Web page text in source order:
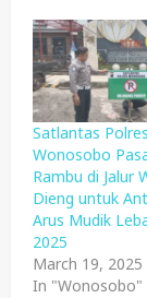
Satlantas Polres
Wonosobo
Rambu di Jalur
Dieng untuk
Arus Mudik
2025
March 19, 2025
In "Wonosobo"